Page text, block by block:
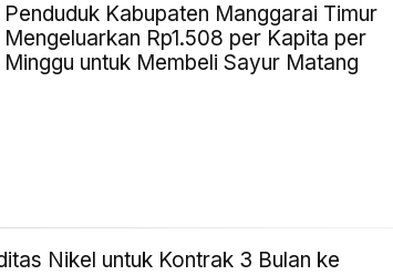
Penduduk Kabupaten Manggarai Timur
Mengeluarkan Rp1.508 per Kapita per
Minggu untuk Membeli Sayur Matang
Nikel untuk Kontrak 3 Bulan ke